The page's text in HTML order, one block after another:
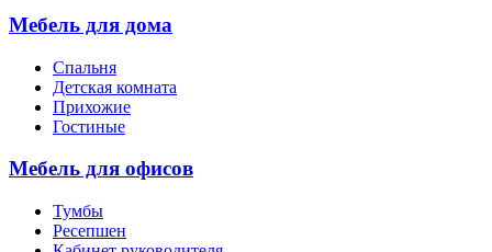
Мебель для дома
Спальня
Детская комната
Прихожие
Гостиные
Мебель для офисов
Тумбы
Ресепшен